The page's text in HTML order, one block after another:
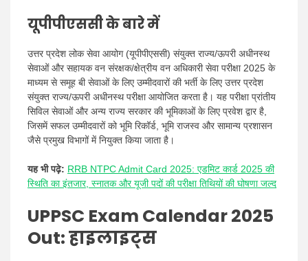
यूपीपीएससी के बारे में
उत्तर प्रदेश लोक सेवा आयोग (यूपीपीएससी) संयुक्त राज्य/ऊपरी अधीनस्थ
सेवाओं और सहायक वन संरक्षक/क्षेत्रीय वन अधिकारी सेवा परीक्षा 2025 के
माध्यम से समूह बी सेवाओं के लिए उम्मीदवारों की भर्ती के लिए उत्तर प्रदेश
संयुक्त राज्य/ऊपरी अधीनस्थ परीक्षा आयोजित करता है। यह परीक्षा प्रांतीय
सिविल सेवाओं और अन्य राज्य सरकार की भूमिकाओं के लिए प्रवेश द्वार है,
जिसमें सफल उम्मीदवारों को भूमि रिकॉर्ड, भूमि राजस्व और सामान्य प्रशासन
जैसे प्रमुख विभागों में नियुक्त किया जाता है।
यह भी पढ़े: RRB NTPC Admit Card 2025: एडमिट कार्ड 2025 की
स्थिति का इंतजार, स्नातक और यूजी पदों की परीक्षा तिथियों की घोषणा जल्द
UPPSC Exam Calendar 2025
Out:हाइलाइट्स